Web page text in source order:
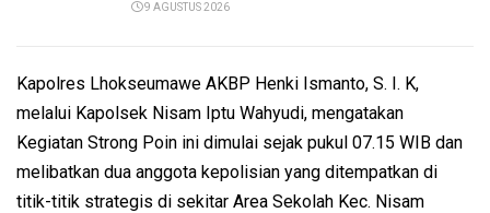
9 AGUSTUS 2026
Kapolres Lhokseumawe AKBP Henki Ismanto, S. I. K,
melalui Kapolsek Nisam Iptu Wahyudi, mengatakan
Kegiatan Strong Poin ini dimulai sejak pukul 07.15 WIB dan
melibatkan dua anggota kepolisian yang ditempatkan di
titik-titik strategis di sekitar Area Sekolah Kec. Nisam